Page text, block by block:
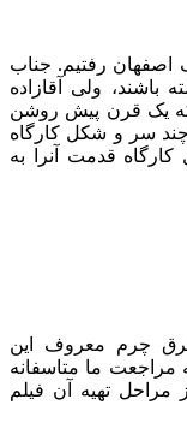
اصفهان رفتیم. جناب
باشند، ولی آقازاده
یک قرن پیش روشن
سر و شکل کارگاه
قدمت آنرا به
چرم معروف این
ما متاسفانه
مراحل تهیه آن فیلم